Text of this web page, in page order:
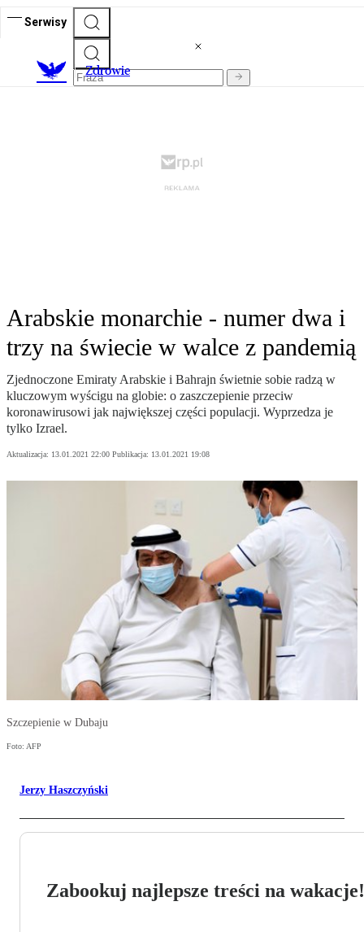
Serwisy
Zdrowie
Arabskie monarchie - numer dwa i
trzy na świecie w walce z pandemią
Zjednoczone Emiraty Arabskie i Bahrajn świetnie sobie radzą w
kluczowym wyścigu na globie: o zaszczepienie przeciw
koronawirusowi jak największej części populacji. Wyprzedza je
tylko Izrael.
Aktualizacja: 13.01.2021 22:00 Publikacja: 13.01.2021 19:08
Szczepienie w Dubaju
Foto: AFP
Jerzy Haszczyński
Zabookuj najlepsze treści na wakacje!